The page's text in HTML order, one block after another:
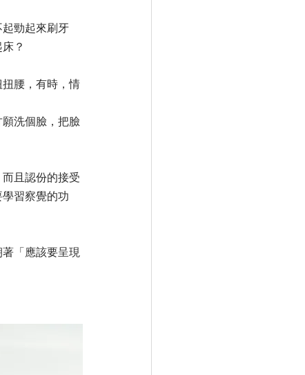
勁起來刷牙
？
腰，有時，情
洗個臉，把臉
且認份的接受
習察覺的功
「應該要呈現